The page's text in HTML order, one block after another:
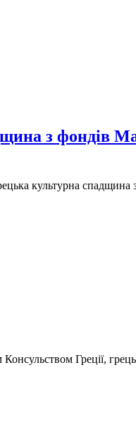
з фондів
культурна спадщина
Греції,